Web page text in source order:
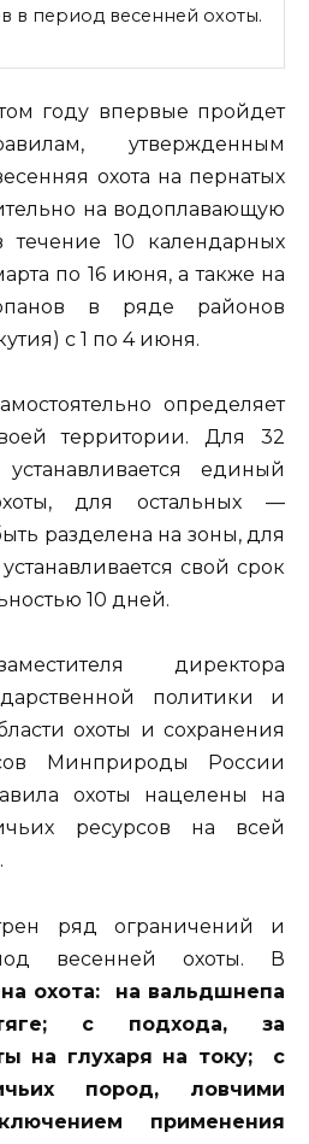
в период весенней охоты.
году впервые пройдет
утвержденным
охота на пернатых
на водоплавающую
10 календарных
по 16 июня, а также на
в ряде районов
с 1 по 4 июня.
определяет
территории. Для 32
единый
для остальных —
разделена на зоны, для
свой срок
10 дней.
директора
политики и
охоты и сохранения
Минприроды России
охоты нацелены на
ресурсов на всей
ряд ограничений и
весенней охоты. В
охота: на вальдшнепа
с подхода, за
на глухаря на току; с
пород, ловчими
применения